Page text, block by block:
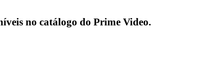
no catálogo do Prime Video.